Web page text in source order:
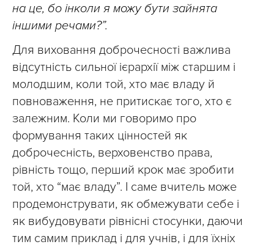
на це, бо інколи я можу бути зайнята
іншими речами?”.
Для виховання доброчесності важлива
відсутність сильної ієрархії між старшим і
молодшим, коли той, хто має владу й
повноваження, не притискає того, хто є
залежним. Коли ми говоримо про
формування таких цінностей як
доброчесність, верховенство права,
рівність тощо, перший крок має зробити
той, хто “має владу”. І саме вчитель може
продемонструвати, як обмежувати себе і
як вибудовувати рівнісні стосунки, даючи
тим самим приклад і для учнів, і для їхніх